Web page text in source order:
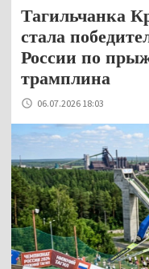
Тагильчанка
стала
России по
трамплина
06.07.2026 18:03